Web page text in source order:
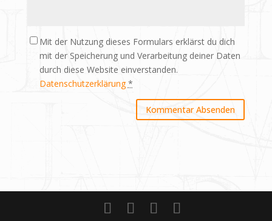
Mit der Nutzung dieses Formulars erklärst du dich
mit der Speicherung und Verarbeitung deiner Daten
durch diese Website einverstanden.
Datenschutzerklärung *